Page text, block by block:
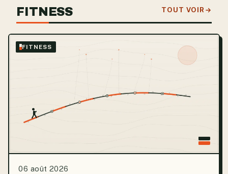
FITNESS TOUT VOIR
FITNESS
06 août 2026